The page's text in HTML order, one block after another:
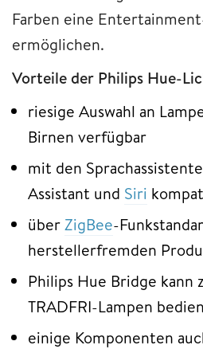
Farben eine
ermöglichen.
Vorteile der Philips Hue-
riesige Auswahl an
Birnen verfügbar
mit den
Assistant und Siri
überZigBee-
herstellerfremden
Philips Hue Bridge kann
TRADFRI-Lampen
einige Komponenten